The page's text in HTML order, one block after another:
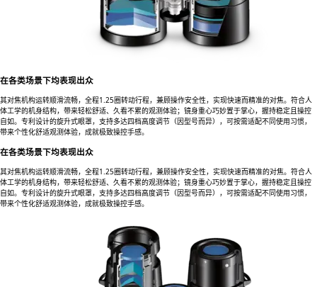
在各类场景下均表现出众
其对焦机构运转顺滑流畅，全程1.25圈转动行程，兼顾操作安全性，实现快速而精准的对焦。符合人
体工学的机身结构，带来轻松舒适、久看不累的观测体验；镜身重心巧妙置于掌心，握持稳定且操控
自如。专利设计的旋升式眼罩，支持多达四档高度调节（因型号而异），可按需适配不同使用习惯，
带来个性化舒适观测体验，成就极致操控手感。
在各类场景下均表现出众
其对焦机构运转顺滑流畅，全程1.25圈转动行程，兼顾操作安全性，实现快速而精准的对焦。符合人
体工学的机身结构，带来轻松舒适、久看不累的观测体验；镜身重心巧妙置于掌心，握持稳定且操控
自如。专利设计的旋升式眼罩，支持多达四档高度调节（因型号而异），可按需适配不同使用习惯，
带来个性化舒适观测体验，成就极致操控手感。